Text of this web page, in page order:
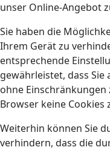
unser Online-Angebot
Sie haben die
Ihrem Gerät zu
entsprechende
gewährleistet, dass
ohne
Browser keine Cookies
Weiterhin können Sie
verhindern, dass die